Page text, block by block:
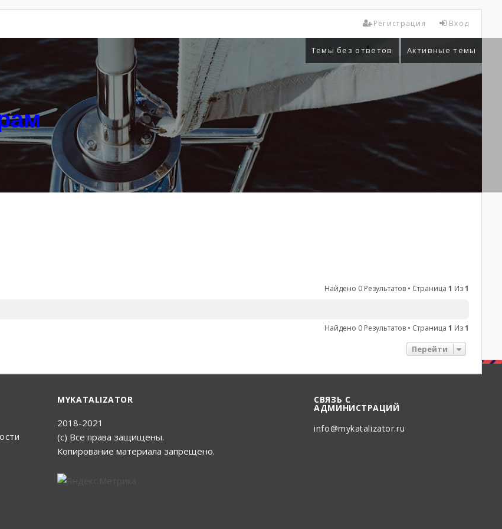
Вход
Регистрация
Темы без ответов Активные темы
Найдено 0 Результатов • Страница1 Из1
Найдено 0 Результатов • Страница1 Из1
Перейти
MYKATALIZATOR
2018-2021
(с) Все права защищены.
Копирование материала запрещено.
СВЯЗЬ С
АДМИНИСТРАЦИЙ
info@mykatalizator.ru